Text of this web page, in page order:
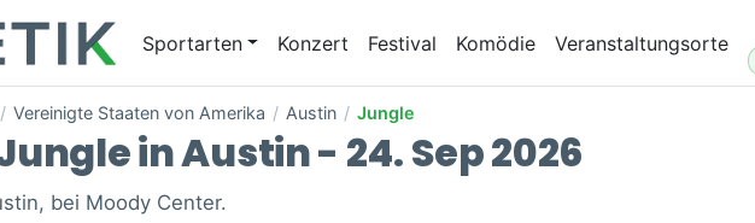
Sportarten Konzert Festival Komödie Veranstaltungsorte
/ Vereinigte Staaten von Amerika / Austin / Jungle
in Austin - 24. Sep 2026
bei Moody Center.